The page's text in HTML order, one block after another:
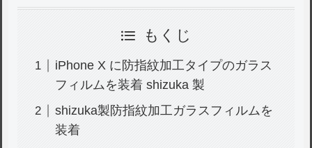
もくじ
iPhone X に防指紋加工タイプのガラス
フィルムを装着 shizuka 製
shizuka製防指紋加工ガラスフィルムを
装着